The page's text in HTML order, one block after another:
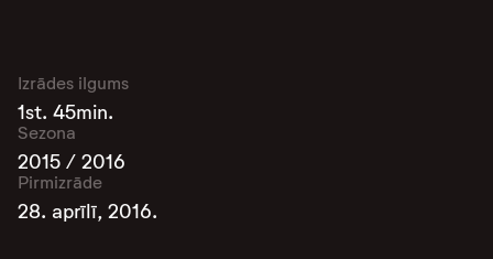
Izrādes ilgums
1st. 45min.
Sezona
2015 / 2016
Pirmizrāde
28. aprīlī, 2016.